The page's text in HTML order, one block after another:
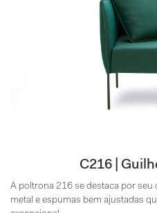
C216 |
A poltrona 216 se destaca por
metal e espumas bem ajustadas